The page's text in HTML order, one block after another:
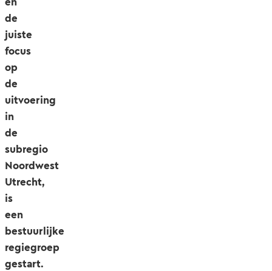
de
juiste
focus
op
de
uitvoering
in
de
subregio
Noordwest
Utrecht,
is
een
bestuurlijke
regiegroep
gestart.